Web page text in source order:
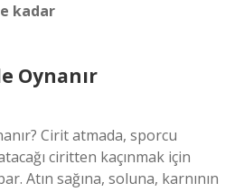
kadar
Oynanır
Cirit atmada, sporcu
ciritten kaçınmak için
Atın sağına, soluna, karnının